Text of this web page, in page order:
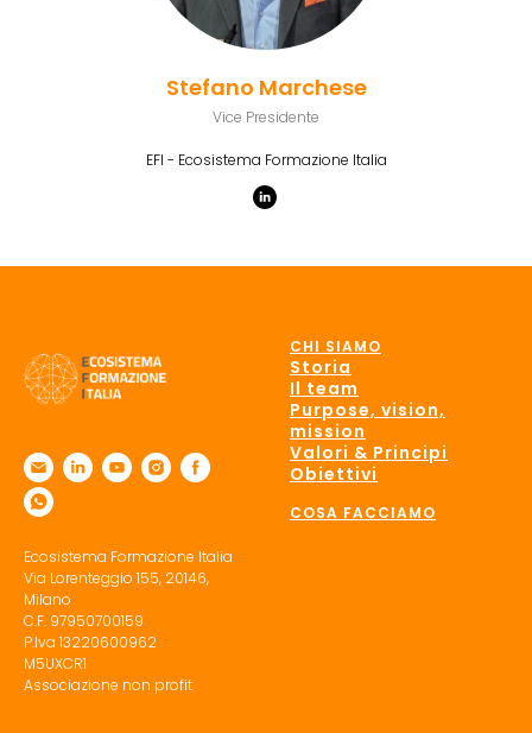
Stefano Marchese
Vice Presidente
EFI - Ecosistema Formazione Italia
Ecosistema Formazione Italia
Via Lorenteggio 155, 20146,
Milano
C.F. 97950700159
P.Iva 13220600962
M5UXCR1
Associazione non profit
CHI SIAMO
Storia
Il team
Purpose, vision,
mission
Valori & Principi
Obiettivi
COSA FACCIAMO